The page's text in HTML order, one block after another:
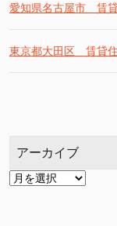
愛知県名古屋市 賃
東京都大田区 賃貸
アーカイブ
ア